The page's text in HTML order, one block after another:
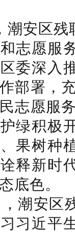
潮安区残
志愿服
委深入
部署，
志愿服
绿积极
果树种
释新时
底色。
潮安区
习近平